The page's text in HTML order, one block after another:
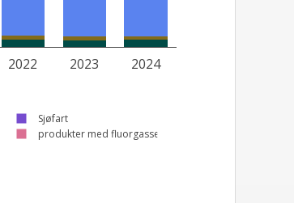
2022 2023 2024
Sjøfart
produkter med fluorgasser